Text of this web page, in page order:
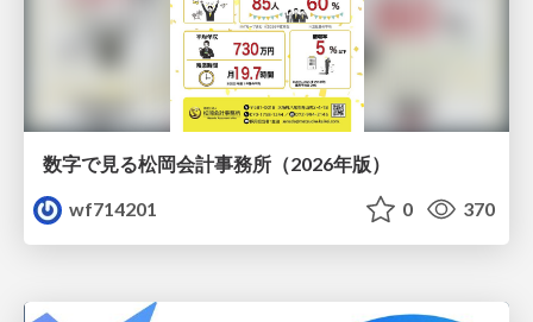
数字で見る松岡会計事務所（2026年版）
wf714201
0 370